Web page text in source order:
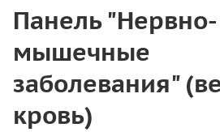
Панель "Нервно-
мышечные
заболевания"
кровь)